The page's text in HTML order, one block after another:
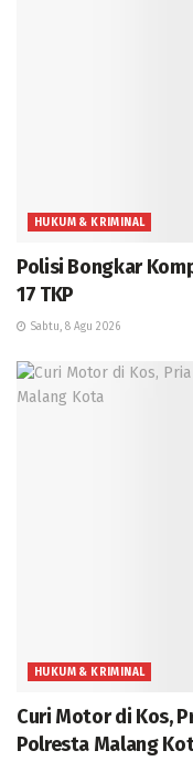
HUKUM & KRIMINAL
Polisi Bongkar
17 TKP
Sabtu, 8 Agu 2026
HUKUM & KRIMINAL
Curi Motor di Kos,
Polresta Malang